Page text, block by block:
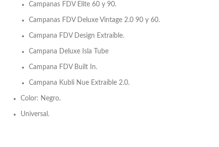
Campanas FDV Elite 60 y 90.
Campanas FDV Deluxe Vintage 2.0 90 y 60.
Campana FDV Design Extraíble.
Campana Deluxe Isla Tube
Campana FDV Built In.
Campana Kubli Nue Extraíble 2.0.
Color: Negro.
Universal.